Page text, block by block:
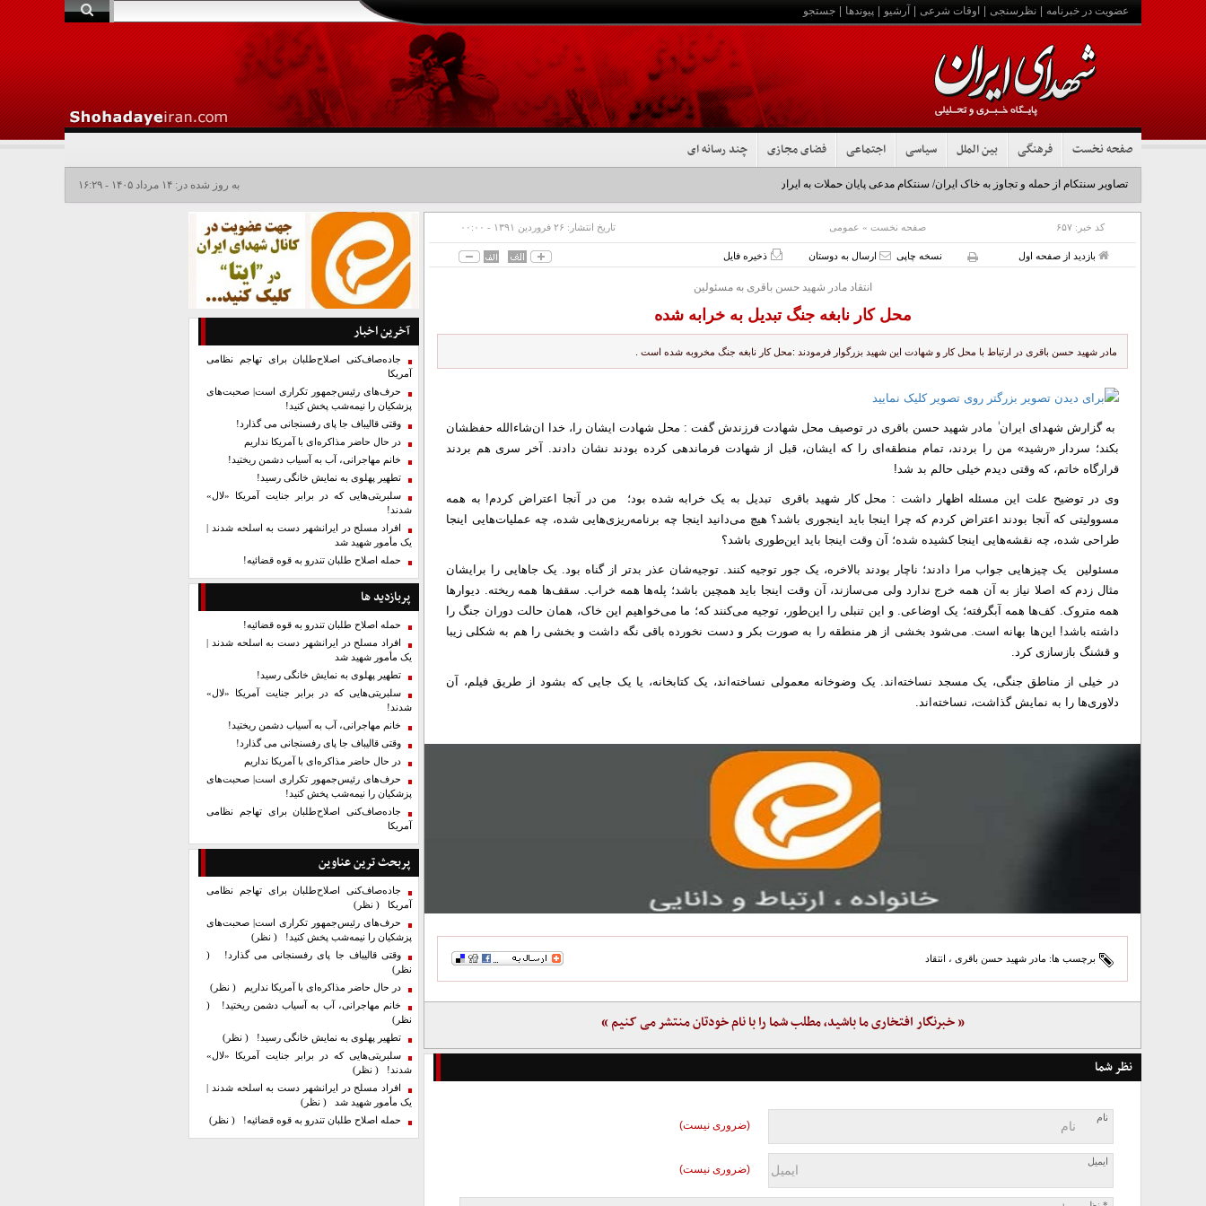
عضویت در خبرنامه نظرسنجی اوقات شرعی آرشیو پیوندها جستجو
صفحه نخست فرهنگی بین الملل سیاسی اجتماعی فضای مجازی چند رسانه ای
تصاویر سنتکام از حمله و تجاوز به خاک ایران/ سنتکام مدعی پایان حملات به ایران شد+فیلم به روز شده در: ۱۴ مرداد ۱۴۰۵ - ۱۶:۲۹
کد خبر: ۶۵۷ صفحه نخست » عمومی تاریخ انتشار: ۲۶ فروردين ۱۳۹۱ - ۰۰:۰۰
بازدید از صفحه اول نسخه چاپی ارسال به دوستان ذخیره فایل
انتقاد مادر شهید حسن باقری به مسئولین
محل کار نابغه جنگ تبدیل به خرابه شده
مادر شهید حسن باقری در ارتباط با محل کار و شهادت این شهید بزرگوار فرمودند :‌محل کار نابغه جنگ مخروبه شده است .
به گزارش شهدای ایران ٰ مادر شهید حسن باقری در توصیف محل شهادت فرزندش گفت : محل شهادت ایشان را، خدا ان‌شاءالله حفظشان
بکند؛ سردار «رشید» من را بردند، تمام منطقه‌ای را که ایشان، قبل از شهادت فرماندهی کرده بودند نشان دادند. آخر سری هم بردند
قرارگاه خاتم، که وقتی دیدم خیلی حالم بد شد!
وی در توضیح علت این مسئله اظهار داشت : محل کار شهید باقری تبدیل به یک خرابه شده بود؛ من در آنجا اعتراض کردم! به همه
مسوولیتی که آنجا بودند اعتراض کردم که چرا اینجا باید اینجوری باشد؟ هیچ می‌دانید اینجا چه برنامه‌ریزی‌هایی شده، چه عملیات‌هایی اینجا
طراحی شده، چه نقشه‌هایی اینجا کشیده شده؛ آن وقت اینجا باید این‌طوری باشد؟
مسئولین یک چیزهایی جواب مرا دادند؛ ناچار بودند بالاخره، یک جور توجیه کنند. توجیه‌شان عذر بدتر از گناه بود. یک جاهایی را برایشان
مثال زدم که اصلا نیاز به آن همه خرج ندارد ولی می‌سازند، آن وقت اینجا باید همچین باشد؛ پله‌ها همه خراب. سقف‌ها همه ریخته. دیوارها
همه متروک. کف‌ها همه آبگرفته؛ یک اوضاعی. و این تنبلی را این‌طور، توجیه می‌کنند که؛ ما می‌خواهیم این خاک، همان حالت دوران جنگ را
داشته باشد! این‌ها بهانه است. می‌شود بخشی از هر منطقه را به صورت بکر و دست نخورده باقی نگه داشت و بخشی را هم به شکلی زیبا
و قشنگ بازسازی کرد.
در خیلی از مناطق جنگی، یک مسجد نساخته‌اند. یک وضوخانه معمولی نساخته‌اند، یک کتابخانه، یا یک جایی که بشود از طریق فیلم، آن
دلاوری‌ها را به نمایش گذاشت، نساخته‌اند.
برچسب ها: مادر شهید حسن باقری ، انتقاد
« خبرنگار افتخاری ما باشید، مطلب شما را با نام خودتان منتشر می کنیم »
نظر شما
نام
(ضروری نیست)
ایمیل
(ضروری نیست)
آخرین اخبار
جاده‌صاف‌کنی اصلاح‌طلبان برای تهاجم نظامی
آمریکا
حرف‌های رئیس‌جمهور تکراری است| صحبت‌های
پزشکیان را نیمه‌شب پخش کنید!
وقتی قالیباف جا پای رفسنجانی می گذارد!
در حال حاضر مذاکره‌ای با آمریکا نداریم
خانم مهاجرانی، آب به آسیاب دشمن ریختید!
تطهیر پهلوی به نمایش خانگی رسید!
سلبریتی‌هایی که در برابر جنایت آمریکا «لال»
شدند!
افراد مسلح در ایرانشهر دست به اسلحه شدند |
یک مأمور شهید شد
حمله اصلاح طلبان تندرو به قوه قضائیه!
پربازدید ها
حمله اصلاح طلبان تندرو به قوه قضائیه!
افراد مسلح در ایرانشهر دست به اسلحه شدند |
یک مأمور شهید شد
تطهیر پهلوی به نمایش خانگی رسید!
سلبریتی‌هایی که در برابر جنایت آمریکا «لال»
شدند!
خانم مهاجرانی، آب به آسیاب دشمن ریختید!
وقتی قالیباف جا پای رفسنجانی می گذارد!
در حال حاضر مذاکره‌ای با آمریکا نداریم
حرف‌های رئیس‌جمهور تکراری است| صحبت‌های
پزشکیان را نیمه‌شب پخش کنید!
جاده‌صاف‌کنی اصلاح‌طلبان برای تهاجم نظامی
آمریکا
پربحث ترین عناوین
جاده‌صاف‌کنی اصلاح‌طلبان برای تهاجم نظامی
آمریکا ( نظر)
حرف‌های رئیس‌جمهور تکراری است| صحبت‌های
پزشکیان را نیمه‌شب پخش کنید! ( نظر)
وقتی قالیباف جا پای رفسنجانی می گذارد! (
نظر)
در حال حاضر مذاکره‌ای با آمریکا نداریم ( نظر)
خانم مهاجرانی، آب به آسیاب دشمن ریختید! (
نظر)
تطهیر پهلوی به نمایش خانگی رسید! ( نظر)
سلبریتی‌هایی که در برابر جنایت آمریکا «لال»
شدند! ( نظر)
افراد مسلح در ایرانشهر دست به اسلحه شدند |
یک مأمور شهید شد ( نظر)
حمله اصلاح طلبان تندرو به قوه قضائیه! ( نظر)